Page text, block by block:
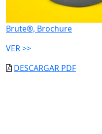
Brute®, Brochure
VER >>
DESCARGAR PDF